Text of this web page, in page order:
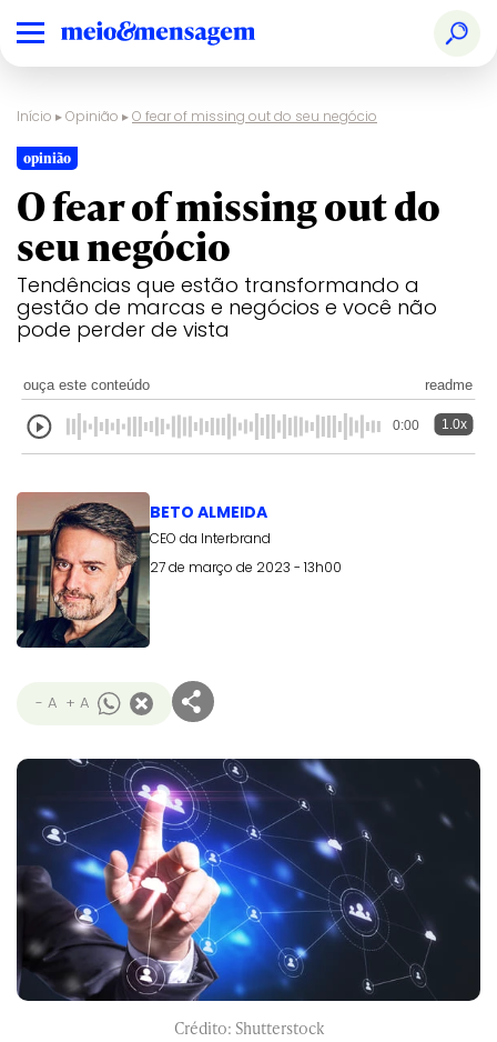
Início ▸Opinião ▸O fear of missing out do seu negócio
opinião
O fear of missing out do
seu negócio
Tendências que estão transformando a
gestão de marcas e negócios e você não
pode perder de vista
ouça este conteúdo readme
0:00 1.0x
BETO ALMEIDA
CEO da Interbrand
27 de março de 2023 - 13h00
- A + A
Crédito: Shutterstock